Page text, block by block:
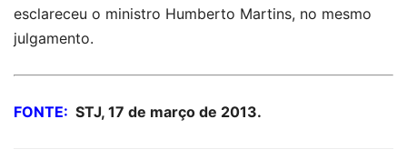
esclareceu o ministro Humberto Martins, no mesmo
julgamento.
FONTE: STJ, 17 de março de 2013.